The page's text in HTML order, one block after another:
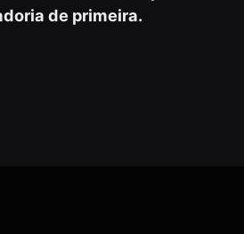
de primeira.